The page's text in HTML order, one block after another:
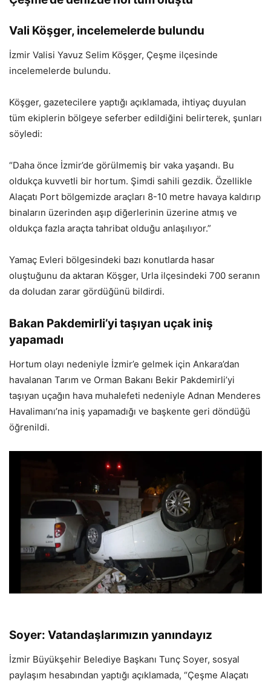
Vali Köşger, incelemelerde bulundu
İzmir Valisi Yavuz Selim Köşger, Çeşme ilçesinde
incelemelerde bulundu.
Köşger, gazetecilere yaptığı açıklamada, ihtiyaç duyulan
tüm ekiplerin bölgeye seferber edildiğini belirterek, şunları
söyledi:
“Daha önce İzmir’de görülmemiş bir vaka yaşandı. Bu
oldukça kuvvetli bir hortum. Şimdi sahili gezdik. Özellikle
Alaçatı Port bölgemizde araçları 8-10 metre havaya kaldırıp
binaların üzerinden aşıp diğerlerinin üzerine atmış ve
oldukça fazla araçta tahribat olduğu anlaşılıyor.”
Yamaç Evleri bölgesindeki bazı konutlarda hasar
oluştuğunu da aktaran Köşger, Urla ilçesindeki 700 seranın
da doludan zarar gördüğünü bildirdi.
Bakan Pakdemirli’yi taşıyan uçak iniş
yapamadı
Hortum olayı nedeniyle İzmir’e gelmek için Ankara’dan
havalanan Tarım ve Orman Bakanı Bekir Pakdemirli’yi
taşıyan uçağın hava muhalefeti nedeniyle Adnan Menderes
Havalimanı’na iniş yapamadığı ve başkente geri döndüğü
öğrenildi.
Soyer: Vatandaşlarımızın yanındayız
İzmir Büyükşehir Belediye Başkanı Tunç Soyer, sosyal
paylaşım hesabından yaptığı açıklamada, “Çeşme Alaçatı